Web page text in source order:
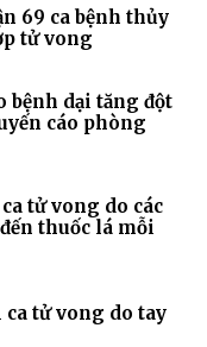
69 ca bệnh thủy
tử vong
bệnh dại tăng đột
cáo phòng
tử vong do các
thuốc lá mỗi
ca tử vong do tay